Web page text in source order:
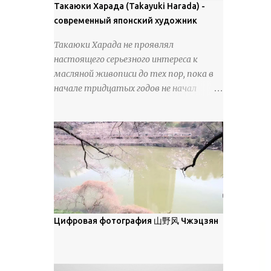
18 век. Шахматный набор "Рыцари
против турок" в шкатулке из
см, Холмогоры, 18 век....
покрова может восприниматься как
матовая. Такое свойство чаще всего
метелевого и фирнизированного снега.
Тем не менее, иногда значительное
количество кристаллов может
располагаться в одной плоскости,
поверхностной изморози. В данном
случае усиливается зеркальное
отражение, что приводит к
искристости снега, зависящей от
положения наблюдателя и высоты
солнца. Зеркальные свойства наиболее
заметны при угле солнечного света 15°
и ниже; при более высокой солнечной
описываются индикатрисой ...
Такаюки Харада (Takayuki Harada) -
современный японский художник
Такаюки Харада не проявлял
настоящего серьезного интереса к
масляной живописи до тех пор, пока в
начале тридцатых годов не начал
художественные музеи и галереи, он
был глубоко тронут и вдохновлен
красотой масляной живописи великих
мастеров. Искусствовед Брайан
Шервин прокомментировал картины
художника, заявив, что "Такаюки
Харада сочетает в себе классическую
смысле, персонажи его картин
Цифровая фотография 山野风 Чжэцзян